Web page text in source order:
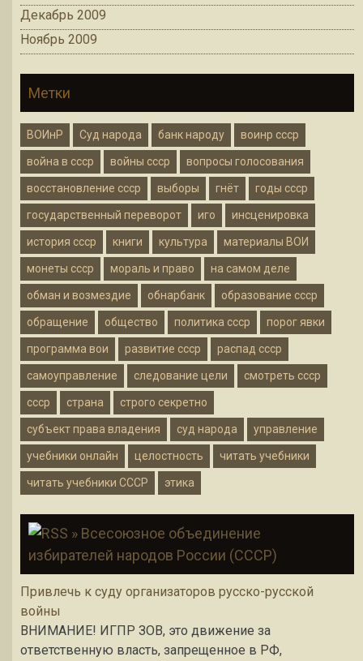
Декабрь 2009
Ноябрь 2009
Метки
ВОИнР Суд народа банк народу воинр ссср
война в ссср войны ссср вопросы голосования
восстановление ссср выборы гнёт годы ссср
государственный переворот иго инсценировка
история ссср книги культура материалы ВОИ
монеты ссср мораль и право на самом деле
обман и возмездие обнарбанк образование ссср
обращение общество политика ссср порог явки
программа вои развитие ссср распад ссср
самоуправление следование цели смотреть ссср
ссср страна строго секретно
субъект права владения суд народа управление
учебники онлайн целостность читать учебники
читать учебники СССР этика
» Всесоюзное объединение
избирателей народов России (СССР)
Привлечь к суду организаторов русско-русской
войны
ВНИМАНИЕ! ИГПР ЗОВ, это движение за
ответственную власть, запрещенное в РФ,